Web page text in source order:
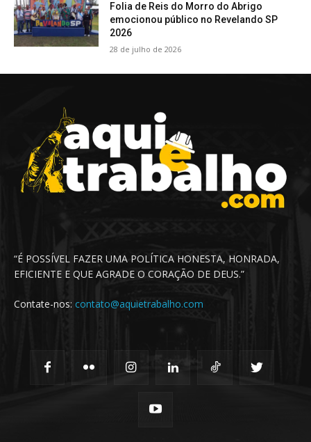
Folia de Reis do Morro do Abrigo
emocionou público no Revelando SP
2026
28 de julho de 2026
“É POSSÍVEL FAZER UMA POLÍTICA HONESTA, HONRADA,
EFICIENTE E QUE AGRADE O CORAÇÃO DE DEUS.”
Contate-nos: contato@aquietrabalho.com